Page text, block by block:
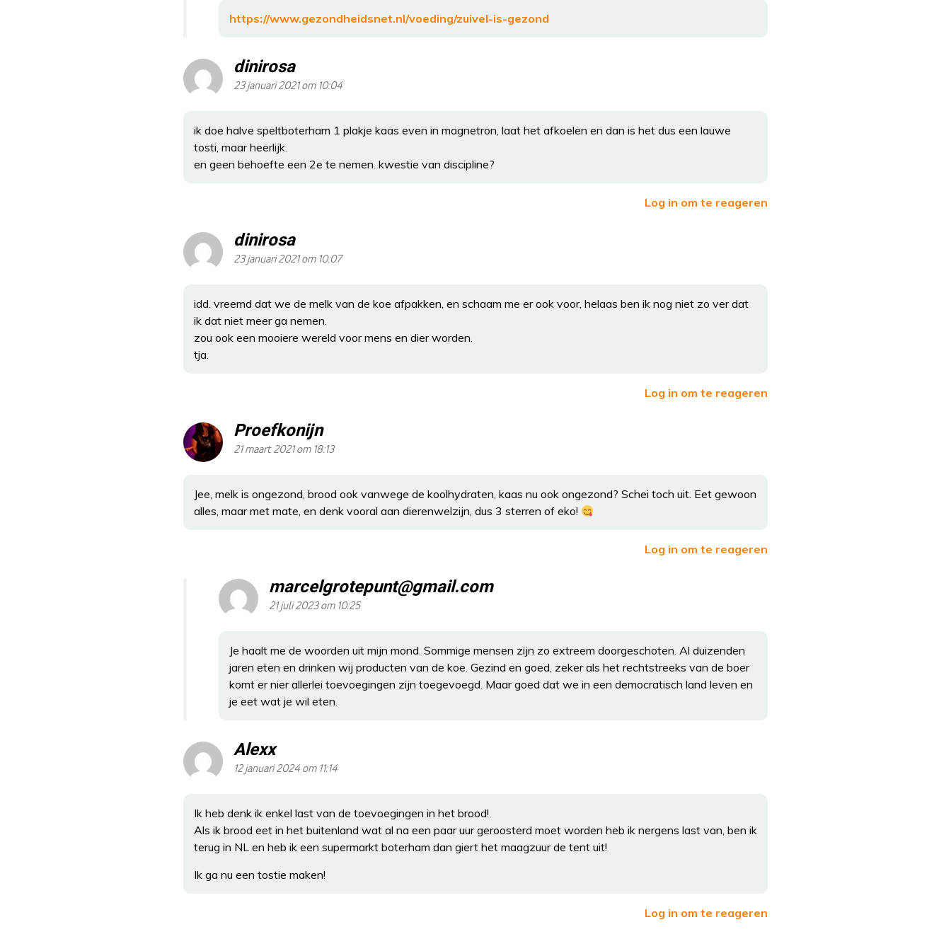
https://www.gezondheidsnet.nl/voeding/zuivel-is-gezond
dinirosa
23 januari 2021 om 10:04
ik doe halve speltboterham 1 plakje kaas even in magnetron, laat het afkoelen en dan is het dus een lauwe
tosti, maar heerlijk.
en geen behoefte een 2e te nemen. kwestie van discipline?
Log in om te reageren
dinirosa
23 januari 2021 om 10:07
idd. vreemd dat we de melk van de koe afpakken, en schaam me er ook voor, helaas ben ik nog niet zo ver dat
ik dat niet meer ga nemen.
zou ook een mooiere wereld voor mens en dier worden.
tja.
Log in om te reageren
Proefkonijn
21 maart 2021 om 18:13
Jee, melk is ongezond, brood ook vanwege de koolhydraten, kaas nu ook ongezond? Schei toch uit. Eet gewoon
alles, maar met mate, en denk vooral aan dierenwelzijn, dus 3 sterren of eko!
Log in om te reageren
marcelgrotepunt@gmail.com
21 juli 2023 om 10:25
Je haalt me de woorden uit mijn mond. Sommige mensen zijn zo extreem doorgeschoten. Al duizenden
jaren eten en drinken wij producten van de koe. Gezind en goed, zeker als het rechtstreeks van de boer
komt er nier allerlei toevoegingen zijn toegevoegd. Maar goed dat we in een democratisch land leven en
je eet wat je wil eten.
Alexx
12 januari 2024 om 11:14
Ik heb denk ik enkel last van de toevoegingen in het brood!
Als ik brood eet in het buitenland wat al na een paar uur geroosterd moet worden heb ik nergens last van, ben ik
terug in NL en heb ik een supermarkt boterham dan giert het maagzuur de tent uit!
Ik ga nu een tostie maken!
Log in om te reageren